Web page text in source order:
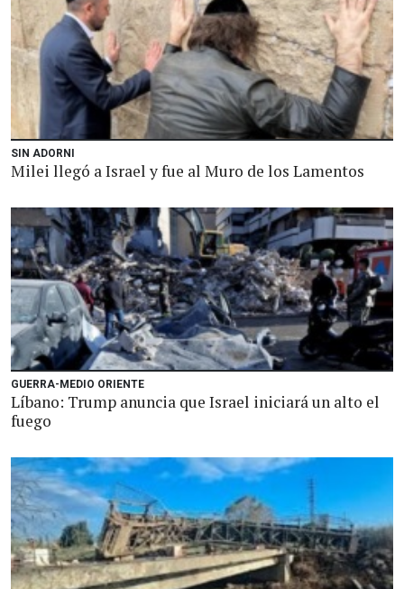
SIN ADORNI
Milei llegó a Israel y fue al Muro de los Lamentos
GUERRA-MEDIO ORIENTE
Líbano: Trump anuncia que Israel iniciará un alto el
fuego